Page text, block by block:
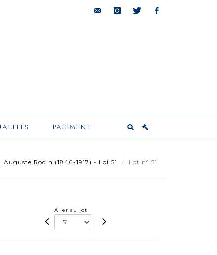
PAIEMENT
Auguste Rodin (1840-1917) - Lot 51 Lot n° 51
Aller au lot